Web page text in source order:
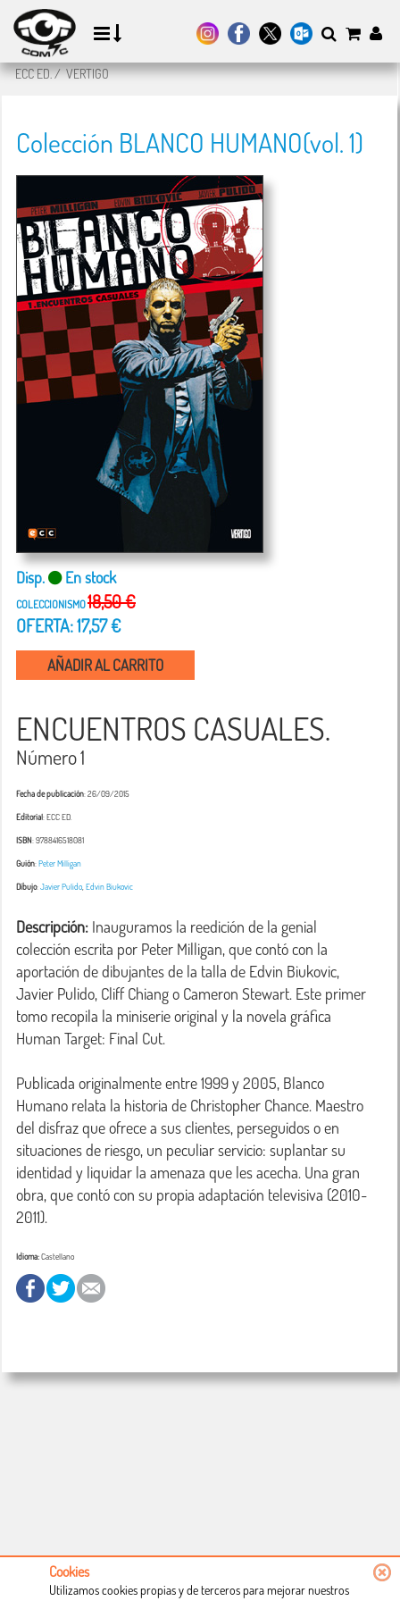
ECC ED./VERTIGO
Colección BLANCO HUMANO(vol. 1)
Disp. En stock
COLECCIONISMO18,50 €
OFERTA: 17,57 €
AÑADIR AL CARRITO
ENCUENTROS CASUALES.
Número 1
Fecha de publicación: 26/09/2015
Editorial: ECC ED.
ISBN: 9788416518081
Guión:Peter Milligan
Dibujo:Javier Pulido Edvin Biukovic
Descripción: Inauguramos la reedición de la genial
colección escrita por Peter Milligan, que contó con la
aportación de dibujantes de la talla de Edvin Biukovic,
Javier Pulido, Cliff Chiang o Cameron Stewart. Este primer
tomo recopila la miniserie original y la novela gráfica
Human Target: Final Cut.
Publicada originalmente entre 1999 y 2005, Blanco
Humano relata la historia de Christopher Chance. Maestro
del disfraz que ofrece a sus clientes, perseguidos o en
situaciones de riesgo, un peculiar servicio: suplantar su
identidad y liquidar la amenaza que les acecha. Una gran
obra, que contó con su propia adaptación televisiva (2010-
2011).
Idioma:Castellano
Cookies
Utilizamos cookies propias y de terceros para mejorar nuestros